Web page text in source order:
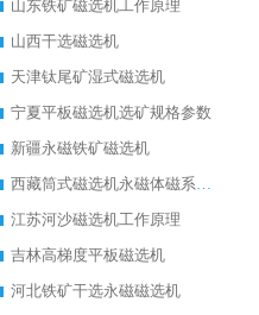
山东铁矿磁选机工作原理
山西干选磁选机
天津钛尾矿湿式磁选机
宁夏平板磁选机选矿规格参数
新疆永磁铁矿磁选机
西藏筒式磁选机永磁体磁系设计
江苏河沙磁选机工作原理
吉林高梯度平板磁选机
河北铁矿干选永磁磁选机